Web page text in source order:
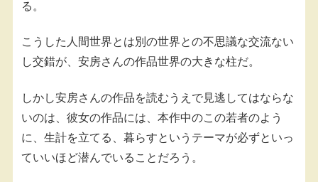
る。
こうした人間世界とは別の世界との不思議な交流ない
し交錯が、安房さんの作品世界の大きな柱だ。
しかし安房さんの作品を読むうえで見逃してはならな
いのは、彼女の作品には、本作中のこの若者のよう
に、生計を立てる、暮らすというテーマが必ずといっ
ていいほど潜んでいることだろう。